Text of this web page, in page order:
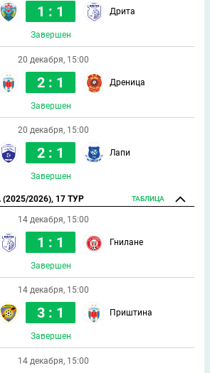
1 : 1 Дрита
Завершен
20 декабря, 15:00
2 : 1 Дреница
Завершен
20 декабря, 15:00
2 : 1 Лапи
Завершен
2026), 17 ТУР ТАБЛИЦА
14 декабря, 15:00
1 : 1 Гнилане
Завершен
14 декабря, 15:00
3 : 1 Приштина
Завершен
14 декабря, 15:00